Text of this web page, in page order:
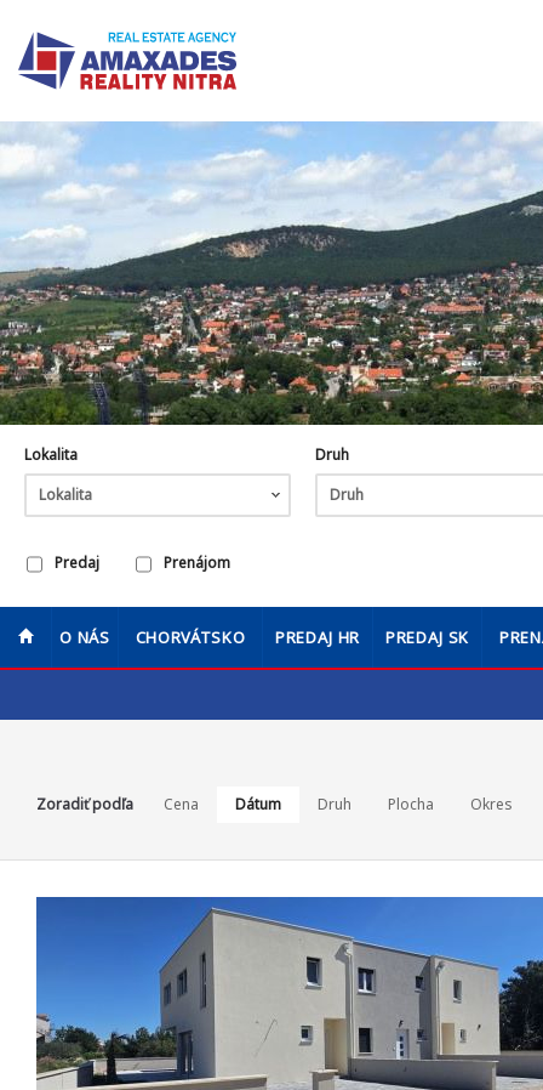
Zoradiť podľa Cena Dátum Druh Plocha Okres
O NÁS CHORVÁTSKO PREDAJ HR PREDAJ SK
Lokalita
Lokalita
Druh
Druh
Predaj Prenájom